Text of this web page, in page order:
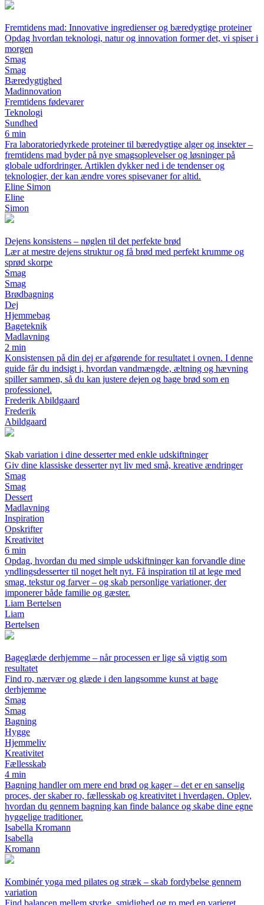
Fremtidens mad: Innovative ingredienser og bæredygtige proteiner
Opdag hvordan teknologi, natur og innovation former det, vi spiser i
morgen
Smag
Smag
Bæredygtighed
Madinnovation
Fremtidens fødevarer
Teknologi
Sundhed
6 min
Fra laboratoriedyrkede proteiner til bæredygtige alger og insekter –
fremtidens mad byder på nye smagsoplevelser og løsninger på
globale udfordringer. Artiklen dykker ned i de tendenser og
teknologier, der kan ændre vores spisevaner for altid.
Eline Simon
Eline
Simon
Dejens konsistens – nøglen til det perfekte brød
Lær at mestre dejens struktur og få brød med perfekt krumme og
sprød skorpe
Smag
Smag
Brødbagning
Dej
Hjemmebag
Bageteknik
Madlavning
2 min
Konsistensen på din dej er afgørende for resultatet i ovnen. I denne
guide får du indsigt i, hvordan vandmængde, æltning og hævning
spiller sammen, så du kan justere dejen og bage brød som en
professionel.
Frederik Abildgaard
Frederik
Abildgaard
Skab variation i dine desserter med enkle udskiftninger
Giv dine klassiske desserter nyt liv med små, kreative ændringer
Smag
Smag
Dessert
Madlavning
Inspiration
Opskrifter
Kreativitet
6 min
Opdag, hvordan du med simple udskiftninger kan forvandle dine
yndlingsdesserter til noget helt nyt. Få inspiration til at lege med
smag, tekstur og farver – og skab personlige variationer, der
imponerer både familie og gæster.
Liam Bertelsen
Liam
Bertelsen
Bageglæde derhjemme – når processen er lige så vigtig som
resultatet
Find ro, nærvær og glæde i den langsomme kunst at bage
derhjemme
Smag
Smag
Bagning
Hygge
Hjemmeliv
Kreativitet
Fællesskab
4 min
Bagning handler om mere end brød og kager – det er en sanselig
proces, der skaber ro, fællesskab og kreativitet i hverdagen. Oplev,
hvordan du gennem bagning kan finde balance og skabe dine egne
hyggelige traditioner.
Isabella Kromann
Isabella
Kromann
Kombinér yoga med pilates og stræk – skab fordybelse gennem
variation
Find balancen mellem styrke, smidighed og ro med en varieret